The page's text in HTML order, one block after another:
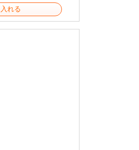
れる